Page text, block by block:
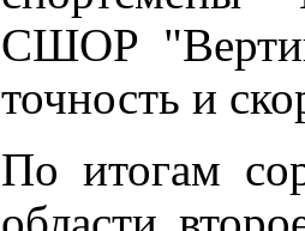
СШОР
точность и
По итогам